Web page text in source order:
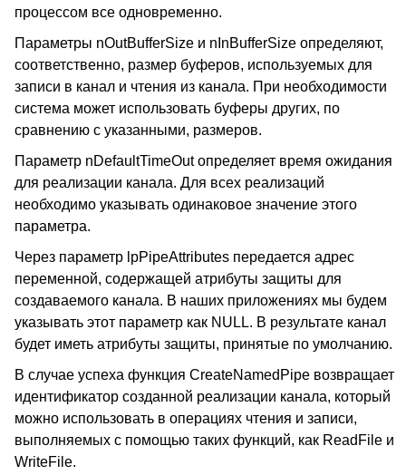
процессом все одновременно.
Параметры nOutBufferSize и nInBufferSize определяют,
соответственно, размер буферов, используемых для
записи в канал и чтения из канала. При необходимости
система может использовать буферы других, по
сравнению с указанными, размеров.
Параметр nDefaultTimeOut определяет время ожидания
для реализации канала. Для всех реализаций
необходимо указывать одинаковое значение этого
параметра.
Через параметр lpPipeAttributes передается адрес
переменной, содержащей атрибуты защиты для
создаваемого канала. В наших приложениях мы будем
указывать этот параметр как NULL. В результате канал
будет иметь атрибуты защиты, принятые по умолчанию.
В случае успеха функция CreateNamedPipe возвращает
идентификатор созданной реализации канала, который
можно использовать в операциях чтения и записи,
выполняемых с помощью таких функций, как ReadFile и
WriteFile.